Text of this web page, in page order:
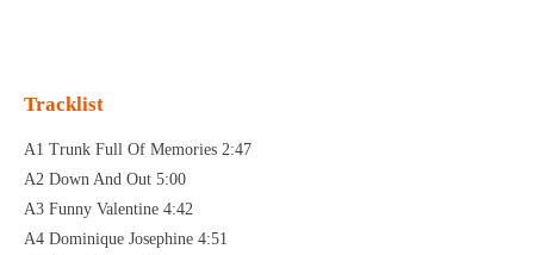
Tracklist
A1 Trunk Full Of Memories 2:47
A2 Down And Out 5:00
A3 Funny Valentine 4:42
A4 Dominique Josephine 4:51